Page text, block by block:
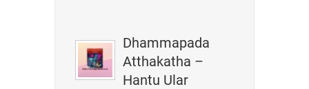
Dhammapada
Atthakatha –
Hantu Ular